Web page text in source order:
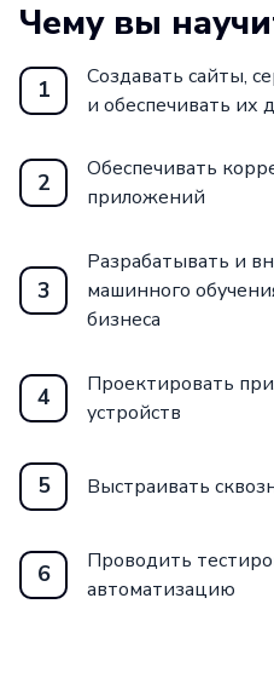
в IT-сфере уже
Чему вы
1
Создавать сайты,
и обеспечивать
2
Обеспечивать
приложений
3
Разрабатывать и
машинного
бизнеса
4
Проектировать
устройств
5 Выстраивать
6
Проводить
автоматизацию